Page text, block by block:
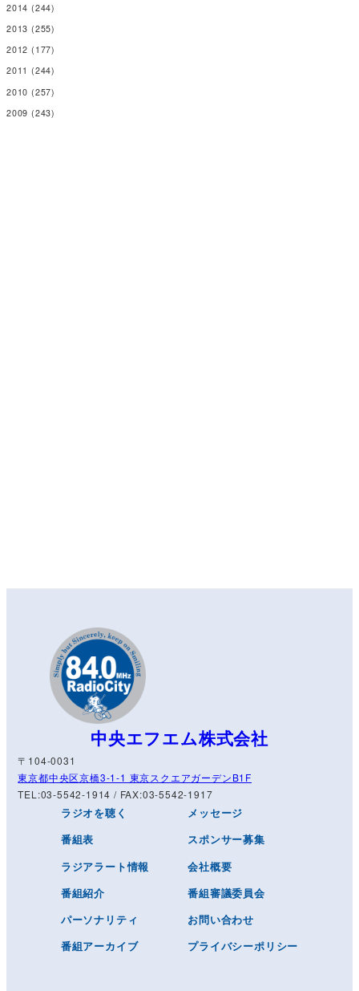
2014 (244)
2013 (255)
2012 (177)
2011 (244)
2010 (257)
2009 (243)
中央エフエム株式会社
〒104-0031
東京都中央区京橋3-1-1 東京スクエアガーデンB1F
TEL:03-5542-1914 / FAX:03-5542-1917
ラジオを聴く
番組表
ラジアラート情報
番組紹介
パーソナリティ
番組アーカイブ
メッセージ
スポンサー募集
会社概要
番組審議委員会
お問い合わせ
プライバシーポリシー